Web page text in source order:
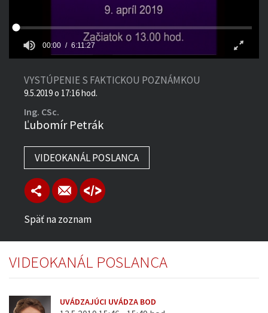
00:00 6:11:27
VYSTÚPENIE S FAKTICKOU POZNÁMKOU
9.5.2019 o 17:16 hod.
Ing. CSc.
Ľubomír Petrák
VIDEOKANÁL POSLANCA
Späť na zoznam
VIDEOKANÁL POSLANCA
UVÁDZAJÚCI UVÁDZA BOD